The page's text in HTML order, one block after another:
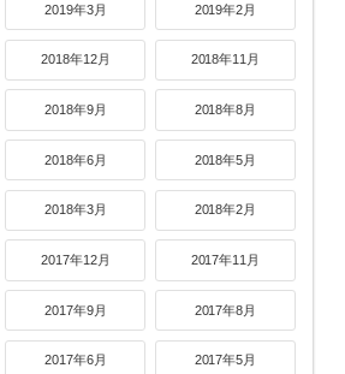
2019年3月 2019年2月
2018年12月 2018年11月
2018年9月 2018年8月
2018年6月 2018年5月
2018年3月 2018年2月
2017年12月 2017年11月
2017年9月 2017年8月
2017年6月 2017年5月